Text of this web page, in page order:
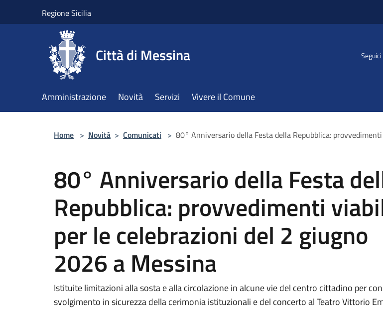
Regione Sicilia
Città di Messina
Amministrazione Novità Servizi Vivere il Comune
Home > Novità > Comunicati > 80° Anniversario della Festa della Repubblica:
80° Anniversario della Festa
Repubblica: provvedimenti
per le celebrazioni del 2 giugno
2026 a Messina
Istituite limitazioni alla sosta e alla circolazione in alcune vie del centro cittadino per
svolgimento in sicurezza della cerimonia istituzionali e del concerto al Teatro Vittorio